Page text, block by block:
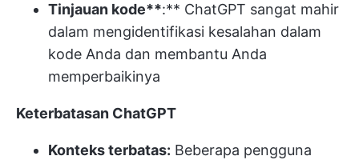
Tinjauan kode**:** ChatGPT sangat mahir
dalam mengidentifikasi kesalahan dalam
kode Anda dan membantu Anda
memperbaikinya
Keterbatasan ChatGPT
Konteks terbatas: Beberapa pengguna